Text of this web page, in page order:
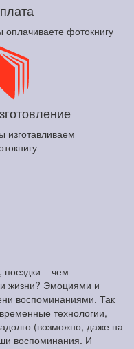
оплачиваете фотокнигу
изготавливаем
– чем
жизни? Эмоциями и
воспоминаниями. Так
технологии,
(возможно, даже на
воспоминания. И